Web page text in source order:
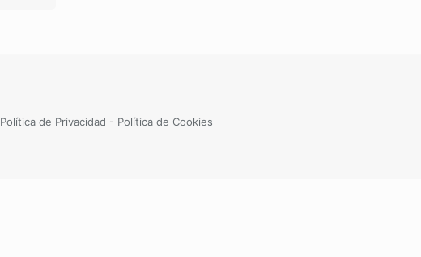
Política de Privacidad - Política de Cookies